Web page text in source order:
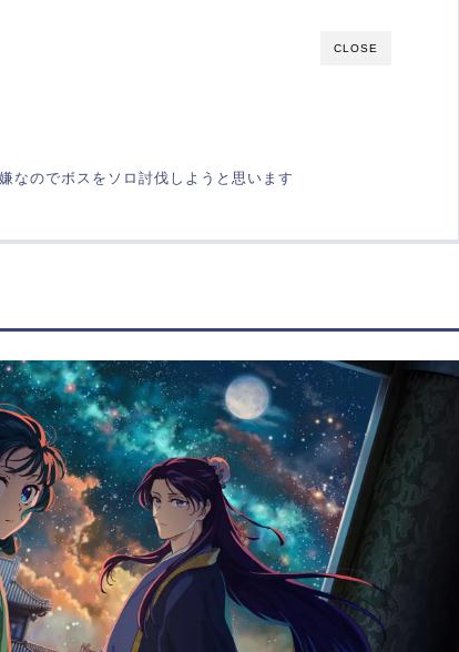
CLOSE
なのでボスをソロ討伐しようと思います